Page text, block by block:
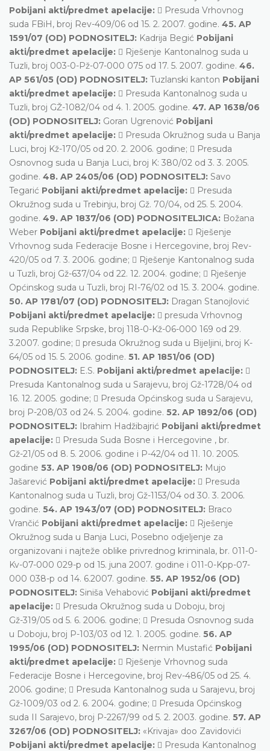
Pobijani akti/predmet apelacije:  Presuda Vrhovnog
suda FBiH, broj Rev-409/06 od 15. 2. 2007. godine. 45. AP
1591/07 (OD) PODNOSITELJ: Kadrija Begić Pobijani
akti/predmet apelacije:  Rješenje Kantonalnog suda u
Tuzli, broj 003-0-Pž-07-000 075 od 17. 5. 2007. godine. 46.
AP 561/05 (OD) PODNOSITELJ: Tuzlanski kanton Pobijani
akti/predmet apelacije:  Presuda Kantonalnog suda u
Tuzli, broj GŽ-1082/04 od 4. 1. 2005. godine. 47. AP 1638/06
(OD) PODNOSITELJ: Goran Ugrenović Pobijani
akti/predmet apelacije:  Presuda Okružnog suda u Banja
Luci, broj Kž-170/05 od 20. 2. 2006. godine;  Presuda
Osnovnog suda u Banja Luci, broj K: 380/02 od 3. 3. 2005.
godine. 48. AP 2405/06 (OD) PODNOSITELJ: Savo
Tegarić Pobijani akti/predmet apelacije:  Presuda
Okružnog suda u Trebinju, broj Gž. 70/04, od 25. 5. 2004.
godine. 49. AP 1837/06 (OD) PODNOSITELJICA: Božana
Weber Pobijani akti/predmet apelacije:  Rješenje
Vrhovnog suda Federacije Bosne i Hercegovine, broj Rev-
420/05 od 7. 3. 2006. godine;  Rješenje Kantonalnog suda
u Tuzli, broj Gž-637/04 od 22. 12. 2004. godine;  Rješenje
Općinskog suda u Tuzli, broj RI-76/02 od 15. 3. 2004. godine.
50. AP 1781/07 (OD) PODNOSITELJ: Dragan Stanojlović
Pobijani akti/predmet apelacije:  presuda Vrhovnog
suda Republike Srpske, broj 118-0-Kž-06-000 169 od 29.
3.2007. godine;  presuda Okružnog suda u Bijeljini, broj K-
64/05 od 15. 5. 2006. godine. 51. AP 1851/06 (OD)
PODNOSITELJ: E.S. Pobijani akti/predmet apelacije: 
Presuda Kantonalnog suda u Sarajevu, broj Gž-1728/04 od
16. 12. 2005. godine;  Presuda Općinskog suda u Sarajevu,
broj P-208/03 od 24. 5. 2004. godine. 52. AP 1892/06 (OD)
PODNOSITELJ: Ibrahim Hadžibajrić Pobijani akti/predmet
apelacije:  Presuda Suda Bosne i Hercegovine , br.
Gž-21/05 od 8. 5. 2006. godine i P-42/04 od 11. 10. 2005.
godine 53. AP 1908/06 (OD) PODNOSITELJ: Mujo
Jašarević Pobijani akti/predmet apelacije:  Presuda
Kantonalnog suda u Tuzli, broj Gž-1153/04 od 30. 3. 2006.
godine. 54. AP 1943/07 (OD) PODNOSITELJ: Braco
Vrančić Pobijani akti/predmet apelacije:  Rješenje
Okružnog suda u Banja Luci, Posebno odjeljenje za
organizovani i najteže oblike privrednog kriminala, br. 011-0-
Kv-07-000 029-p od 15. juna 2007. godine i 011-0-Kpp-07-
000 038-p od 14. 6.2007. godine. 55. AP 1952/06 (OD)
PODNOSITELJ: Siniša Vehabović Pobijani akti/predmet
apelacije:  Presuda Okružnog suda u Doboju, broj
Gž-319/05 od 5. 6. 2006. godine;  Presuda Osnovnog suda
u Doboju, broj P-103/03 od 12. 1. 2005. godine. 56. AP
1995/06 (OD) PODNOSITELJ: Nermin Mustafić Pobijani
akti/predmet apelacije:  Rješenje Vrhovnog suda
Federacije Bosne i Hercegovine, broj Rev-486/05 od 25. 4.
2006. godine;  Presuda Kantonalnog suda u Sarajevu, broj
Gž-1009/03 od 2. 6. 2004. godine;  Presuda Općinskog
suda II Sarajevo, broj P-2267/99 od 5. 2. 2003. godine. 57. AP
3267/06 (OD) PODNOSITELJ: «Krivaja» doo Zavidovići
Pobijani akti/predmet apelacije:  Presuda Kantonalnog